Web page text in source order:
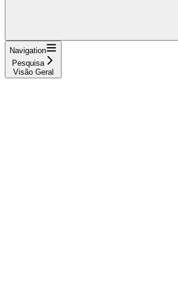
Navigation
Pesquisa
Visão Geral